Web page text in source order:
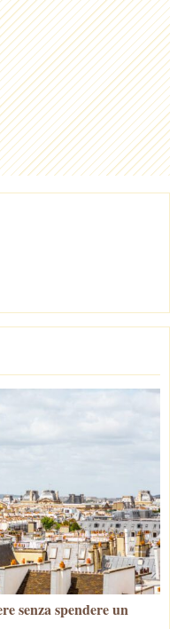
senza spendere un